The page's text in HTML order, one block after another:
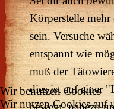
Körperstelle mehr
sein. Versuche
entspannt wie
muß der
dies ist auf einer
Wir benutzen Cookies
Wir nutzen Cookies auf